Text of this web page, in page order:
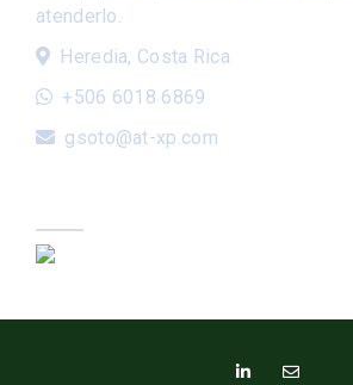
atenderlo.
Heredia, Costa Rica
+506 6018 6869
gsoto@at-xp.com